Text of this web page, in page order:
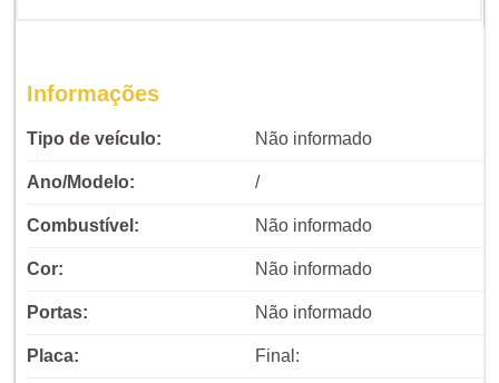
Informações
Tipo de veículo: Não informado
Ano/Modelo: /
Combustível: Não informado
Cor: Não informado
Portas: Não informado
Placa: Final: